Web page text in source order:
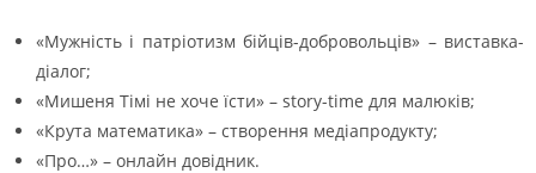
«Мужність і патріотизм бійців-добровольців» – виставка-
діалог;
«Мишеня Тімі не хоче їсти» – story-time для малюків;
«Крута математика» – створення медіапродукту;
«Про…» – онлайн довідник.